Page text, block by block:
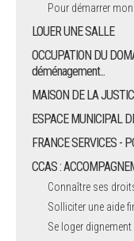
Pour démarrer
LOUER UNE SALLE
OCCUPATION DU
déménagement...
MAISON DE LA
ESPACE MUNICIPAL
FRANCE SERVICES -
CCAS :
Connaître ses
Solliciter une aide
Se loger dignement